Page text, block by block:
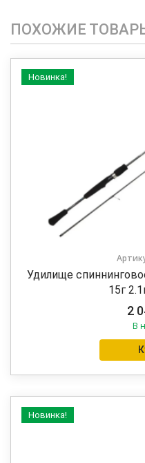
ПОХОЖИЕ
Новинка!
Удилище
15г
2
В
Новинка!